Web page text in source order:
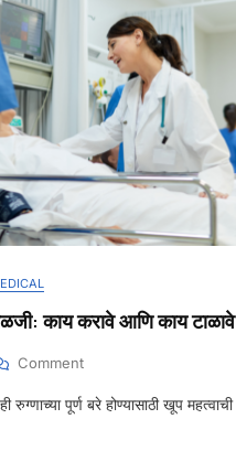
काय करावे आणि काय
Comment
रुग्णाच्या पूर्ण बरे होण्यासाठी खूप